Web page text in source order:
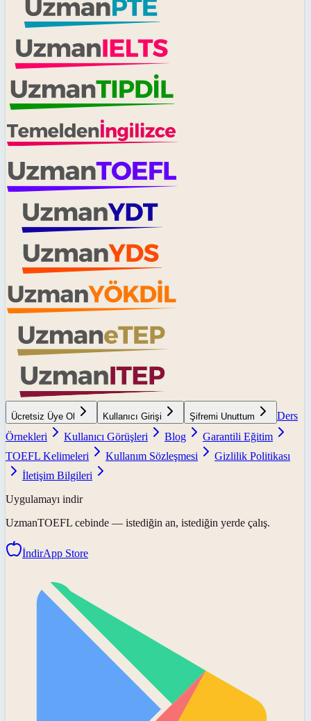
Ücretsiz Üye Ol Kullanıcı Girişi Şifremi Unuttum
Ders
Örnekleri
Kullanıcı Görüşleri Blog
Garantili Eğitim
TOEFL Kelimeleri
Kullanım Sözleşmesi
Gizlilik Politikası
İletişim Bilgileri
Uygulamayı indir
UzmanTOEFL cebinde — istediğin an, istediğin yerde çalış.
İndirApp Store